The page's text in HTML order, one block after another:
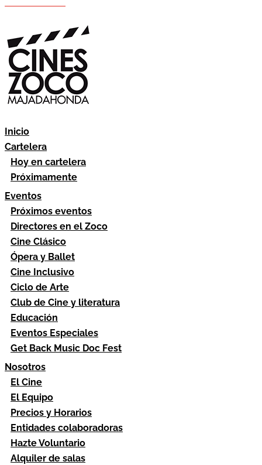
Inicio
Cartelera
Hoy en cartelera
Próximamente
Eventos
Próximos eventos
Directores en el Zoco
Cine Clásico
Ópera y Ballet
Cine Inclusivo
Ciclo de Arte
Club de Cine y literatura
Educación
Eventos Especiales
Get Back Music Doc Fest
Nosotros
El Cine
El Equipo
Precios y Horarios
Entidades colaboradoras
Hazte Voluntario
Alquiler de salas